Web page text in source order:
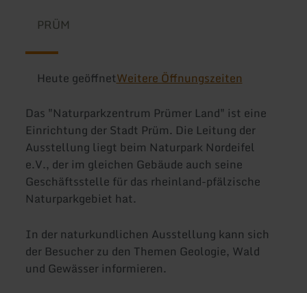
PRÜM
Heute geöffnetWeitere Öffnungszeiten
Das "Naturparkzentrum Prümer Land" ist eine
Einrichtung der Stadt Prüm. Die Leitung der
Ausstellung liegt beim Naturpark Nordeifel
e.V., der im gleichen Gebäude auch seine
Geschäftsstelle für das rheinland-pfälzische
Naturparkgebiet hat.
In der naturkundlichen Ausstellung kann sich
der Besucher zu den Themen Geologie, Wald
und Gewässer informieren.